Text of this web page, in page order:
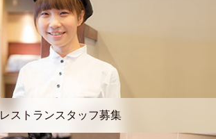
レストランスタッフ募集